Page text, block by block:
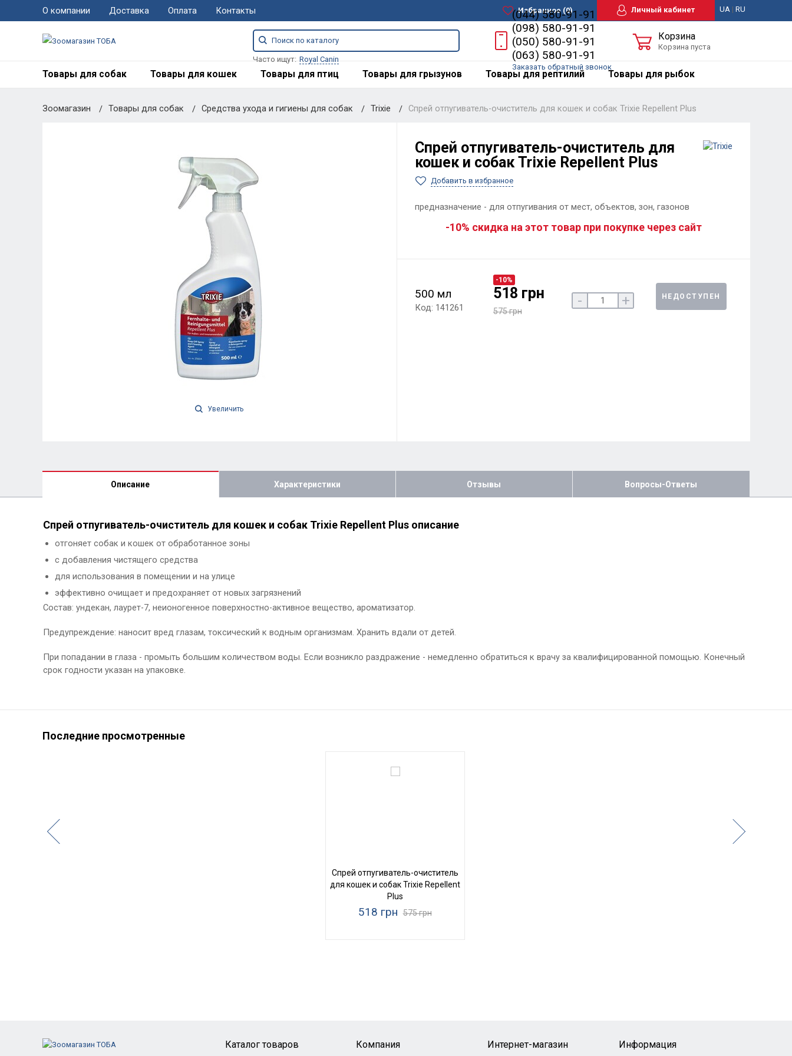
О компании Доставка Оплата Контакты Избранное(0) Личный кабинет UA| RU
Часто ищут: Royal Canin
(044) 580-91-91
(098) 580-91-91
(050) 580-91-91
(063) 580-91-91
Заказать обратный звонок
Корзина
Корзина пуста
Товары для собак Товары для кошек Товары для птиц Товары для грызунов Товары для рептилий Товары для рыбок
Зоомагазин Товары для собак Средства ухода и гигиены для собак Trixie Спрей отпугиватель-очиститель для кошек и собак Trixie Repellent Plus
Увеличить
Спрей отпугиватель-очиститель для
кошек и собак Trixie Repellent Plus
Добавить в избранное
предназначение - для отпугивания от мест, объектов, зон, газонов
-10% скидка на этот товар при покупке через сайт
500 мл
Код: 141261
-10%
518 грн
575 грн
- + НЕДОСТУПЕН
Описание Характеристики Отзывы Вопросы-Ответы
Спрей отпугиватель-очиститель для кошек и собак Trixie Repellent Plus описание
отгоняет собак и кошек от обработанное зоны
с добавления чистящего средства
для использования в помещении и на улице
эффективно очищает и предохраняет от новых загрязнений
Состав: ундекан, лаурет-7, неионогенное поверхностно-активное вещество, ароматизатор.
Предупреждение: наносит вред глазам, токсический к водным организмам. Хранить вдали от детей.
При попадании в глаза - промыть большим количеством воды. Если возникло раздражение - немедленно обратиться к врачу за квалифицированной помощью. Конечный
срок годности указан на упаковке.
Последние просмотренные
Спрей отпугиватель-очиститель
для кошек и собак Trixie Repellent
Plus
518 грн 575 грн
Каталог товаров Компания Интернет-магазин Информация